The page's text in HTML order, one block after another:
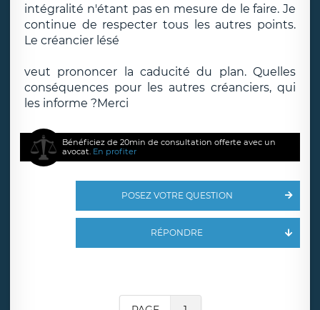
intégralité n'étant pas en mesure de le faire. Je
continue de respecter tous les autres points.
Le créancier lésé
veut prononcer la caducité du plan. Quelles
conséquences pour les autres créanciers, qui
les informe ?Merci
Bénéficiez de 20min de consultation offerte avec un
avocat. En profiter
POSEZ VOTRE QUESTION
RÉPONDRE